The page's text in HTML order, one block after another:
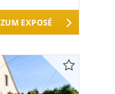
ZUM EXPOSÉ